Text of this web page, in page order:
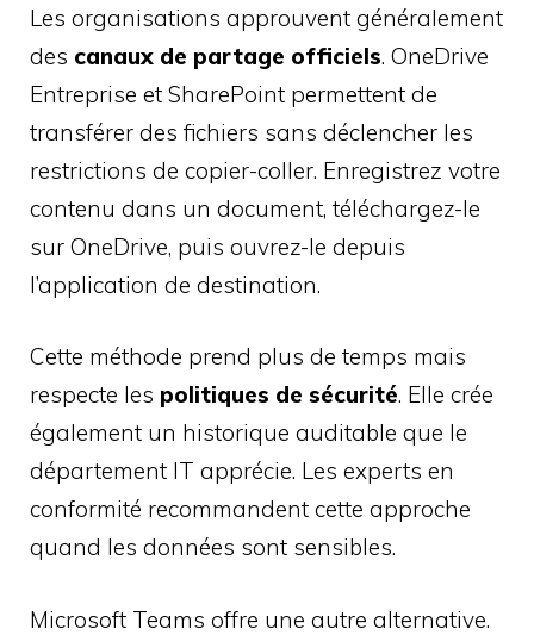
Les organisations approuvent généralement
des canaux de partage officiels. OneDrive
Entreprise et SharePoint permettent de
transférer des fichiers sans déclencher les
restrictions de copier-coller. Enregistrez votre
contenu dans un document, téléchargez-le
sur OneDrive, puis ouvrez-le depuis
l’application de destination.
Cette méthode prend plus de temps mais
respecte les politiques de sécurité. Elle crée
également un historique auditable que le
département IT apprécie. Les experts en
conformité recommandent cette approche
quand les données sont sensibles.
Microsoft Teams offre une autre alternative.